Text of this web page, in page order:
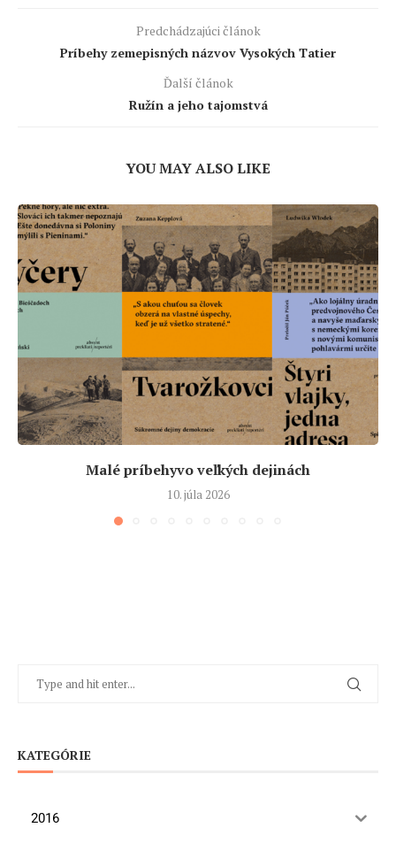
Predchádzajúci článok
Príbehy zemepisných názvov Vysokých Tatier
Ďalší článok
Ružín a jeho tajomstvá
YOU MAY ALSO LIKE
Malé príbehyvo veľkých dejinách
10. júla 2026
KATEGÓRIE
2016